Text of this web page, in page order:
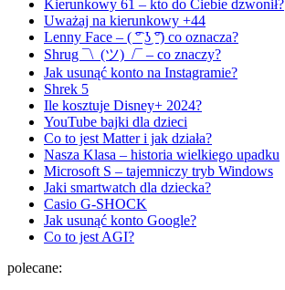
Kierunkowy 61 – kto do Ciebie dzwonił?
Uważaj na kierunkowy +44
Lenny Face – ( ͡° ͜ʖ ͡°) co oznacza?
Shrug ¯\_(ツ)_/¯ – co znaczy?
Jak usunąć konto na Instagramie?
Shrek 5
Ile kosztuje Disney+ 2024?
YouTube bajki dla dzieci
Co to jest Matter i jak działa?
Nasza Klasa – historia wielkiego upadku
Microsoft S – tajemniczy tryb Windows
Jaki smartwatch dla dziecka?
Casio G-SHOCK
Jak usunąć konto Google?
Co to jest AGI?
polecane: